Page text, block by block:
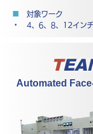
対象ワーク
・ 4、6、8、12イン
T
Automated